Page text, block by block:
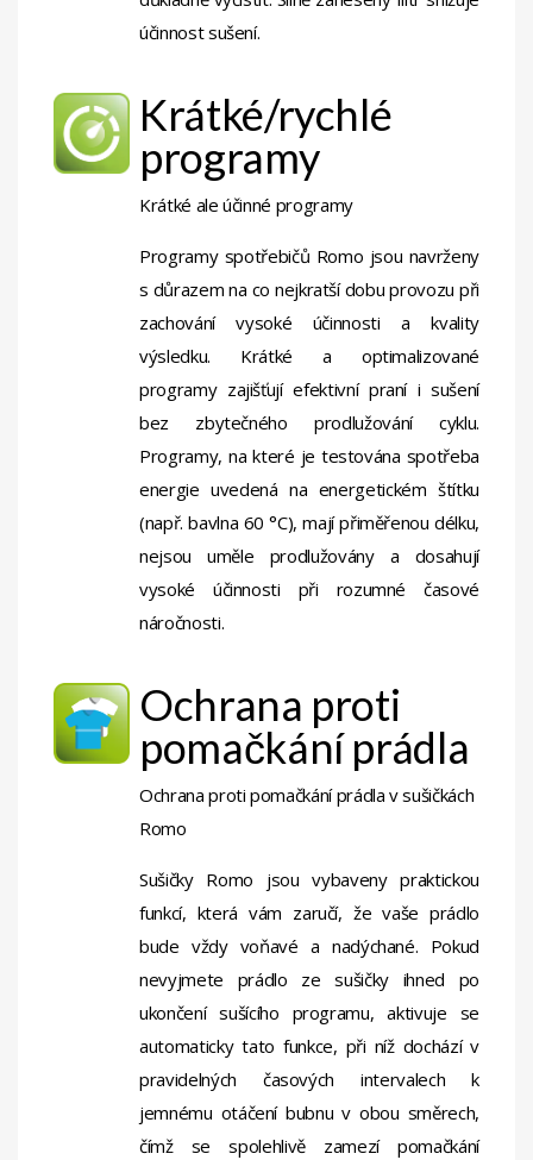
účinnost sušení.
Krátké/rychlé
programy
Krátké ale účinné programy
Programy spotřebičů Romo jsou navrženy
s důrazem na co nejkratší dobu provozu při
zachování vysoké účinnosti a kvality
výsledku. Krátké a optimalizované
programy zajišťují efektivní praní i sušení
bez zbytečného prodlužování cyklu.
Programy, na které je testována spotřeba
energie uvedená na energetickém štítku
(např. bavlna 60 °C), mají přiměřenou délku,
nejsou uměle prodlužovány a dosahují
vysoké účinnosti při rozumné časové
náročnosti.
Ochrana proti
pomačkání prádla
Ochrana proti pomačkání prádla v sušičkách
Romo
Sušičky Romo jsou vybaveny praktickou
funkcí, která vám zaručí, že vaše prádlo
bude vždy voňavé a nadýchané. Pokud
nevyjmete prádlo ze sušičky ihned po
ukončení sušícího programu, aktivuje se
automaticky tato funkce, při níž dochází v
pravidelných časových intervalech k
jemnému otáčení bubnu v obou směrech,
čímž se spolehlivě zamezí pomačkání